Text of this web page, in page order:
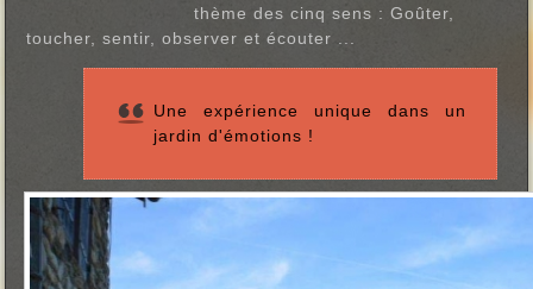
thème des cinq sens : Goûter,
toucher, sentir, observer et écouter ...
Une expérience unique dans un
jardin d'émotions !